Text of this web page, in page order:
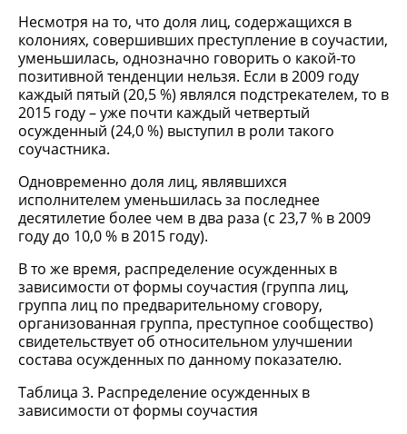
Несмотря на то, что доля лиц, содержащихся в
колониях, совершивших преступление в соучастии,
уменьшилась, однозначно говорить о какой-то
позитивной тенденции нельзя. Если в 2009 году
каждый пятый (20,5 %) являлся подстрекателем, то в
2015 году – уже почти каждый четвертый
осужденный (24,0 %) выступил в роли такого
соучастника.
Одновременно доля лиц, являвшихся
исполнителем уменьшилась за последнее
десятилетие более чем в два раза (с 23,7 % в 2009
году до 10,0 % в 2015 году).
В то же время, распределение осужденных в
зависимости от формы соучастия (группа лиц,
группа лиц по предварительному сговору,
организованная группа, преступное сообщество)
свидетельствует об относительном улучшении
состава осужденных по данному показателю.
Таблица 3. Распределение осужденных в
зависимости от формы соучастия